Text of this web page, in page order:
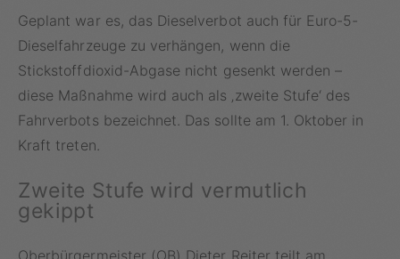
Geplant war es, das Dieselverbot auch für Euro-5-
Dieselfahrzeuge zu verhängen, wenn die
Stickstoffdioxid-Abgase nicht gesenkt werden –
diese Maßnahme wird auch als ‚zweite Stufe‘ des
Fahrverbots bezeichnet. Das sollte am 1. Oktober in
Kraft treten.
Zweite Stufe wird vermutlich
gekippt